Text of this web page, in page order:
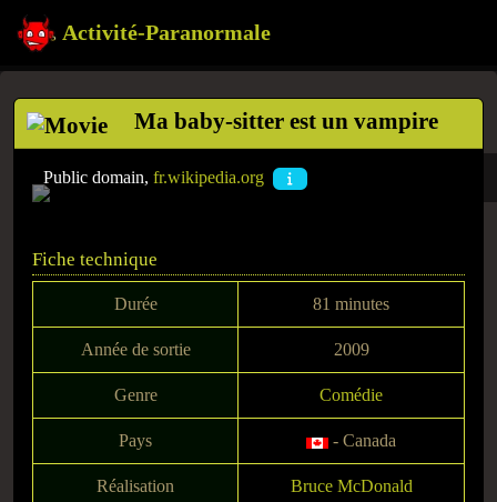
Activité-Paranormale
Ma baby-sitter est un vampire
Public domain, fr.wikipedia.org
Fiche technique
Durée 81 minutes
Année de sortie 2009
Genre Comédie
Pays - Canada
Réalisation Bruce McDonald